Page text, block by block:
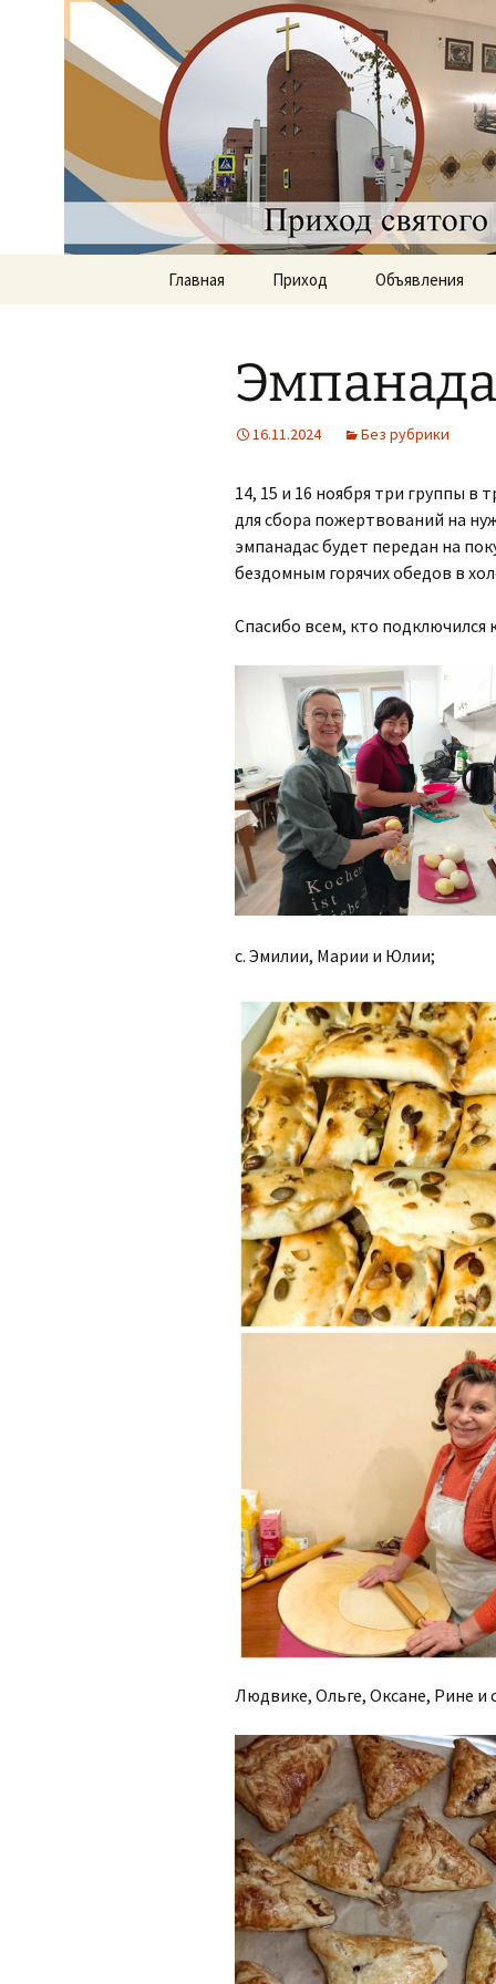
Римско-
Саратове
Приход святого Климента
Главная Приход
История прихода
Наши священники
Органисты
Партнерский приход в
Объявления
16.11.2024 Без рубрики
14, 15 и 16 ноября три группы в
для сбора пожертвований на
эмпанадас будет передан на
бездомным горячих обедов в
Спасибо всем, кто подключился
с. Эмилии, Марии и Юлии;
Людвике, Ольге, Оксане, Рине и